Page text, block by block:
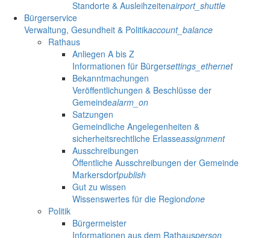
Standorte & Ausleihzeitenairport_shuttle
Bürgerservice
Verwaltung, Gesundheit & Politikaccount_balance
Rathaus
Anliegen A bis Z
Informationen für Bürgersettings_ethernet
Bekanntmachungen
Veröffentlichungen & Beschlüsse der
Gemeindealarm_on
Satzungen
Gemeindliche Angelegenheiten &
sicherheitsrechtliche Erlasseassignment
Ausschreibungen
Öffentliche Ausschreibungen der Gemeinde
Markersdorfpublish
Gut zu wissen
Wissenswertes für die Regiondone
Politik
Bürgermeister
Informationen aus dem Rathausperson